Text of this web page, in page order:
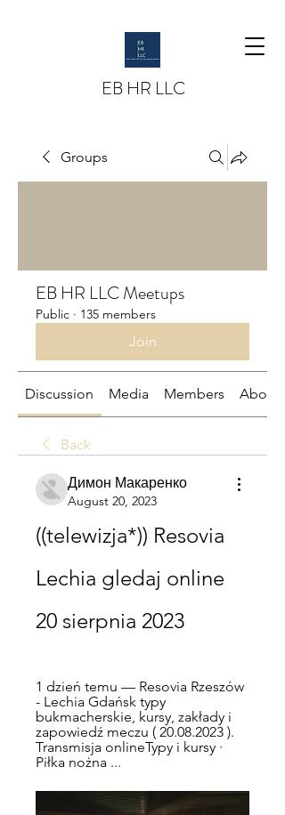
EB HR LLC
Groups
EB HR LLC Meetups
Public · 135 members
Join
Discussion Media Members About
Back
Димон Макаренко
August 20, 2023
((telewizja*)) Resovia
Lechia gledaj online
20 sierpnia 2023
1 dzień temu — Resovia Rzeszów
- Lechia Gdańsk typy
bukmacherskie, kursy, zakłady i
zapowiedź meczu ( 20.08.2023 ).
Transmisja onlineTypy i kursy ·
Piłka nożna ...